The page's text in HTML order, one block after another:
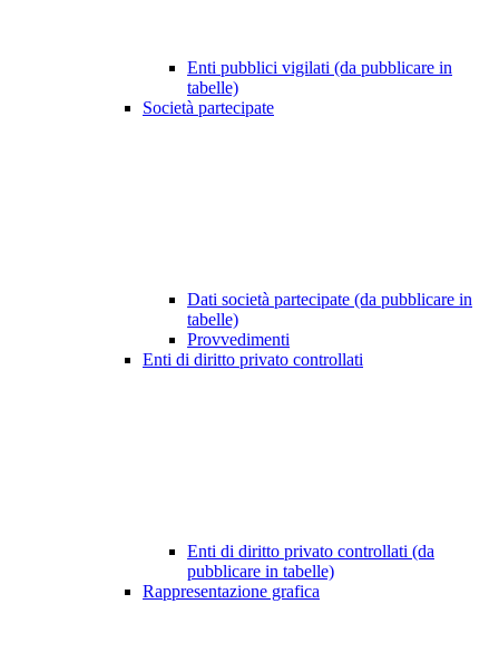
Enti pubblici vigilati (da pubblicare in
tabelle)
Società partecipate
Dati società partecipate (da pubblicare in
tabelle)
Provvedimenti
Enti di diritto privato controllati
Enti di diritto privato controllati (da
pubblicare in tabelle)
Rappresentazione grafica